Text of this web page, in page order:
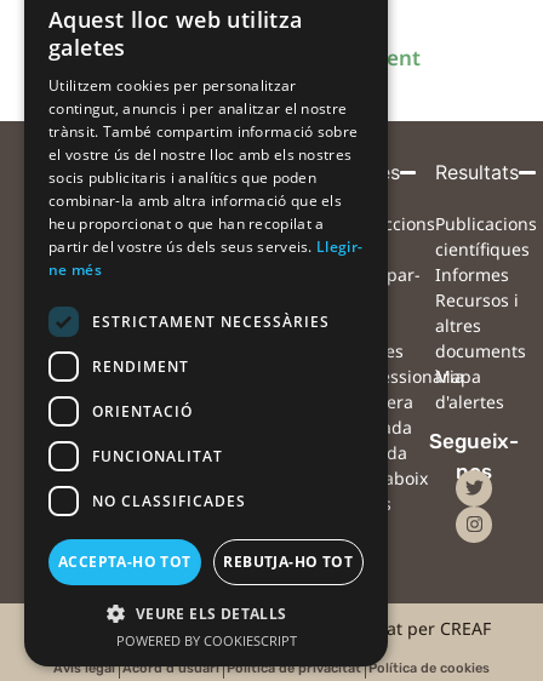
Anterior Següent
Entitat
coordinadora
Amb
el
suport
de
Amb
la
col·laboració
de
Participa
Què volem
aconseguir?
ajudar?
amb les
observacions?
fer tu amb les
observacions?
Projecte
Projecte
Equip
Preguntes
premsa
Alertes
Instruccions
per
participar-
d'alertes
#Processionària
#Sequera
#Ventada
#Nevada
#Erugaboix
Alertes
drons
Resultats
Publicacions
científiques
Informes
Recursos i
altres
documents
Mapa
d'alertes
Segueix-
nos
©2025 #AlertaForestal | Projecte coordinat per CREAF
Avís legal Acord d'usuari Política de privacitat Política de cookies
SPANISH
Aquest lloc web utilitza
galetes
Utilitzem cookies per personalitzar
contingut, anuncis i per analitzar el nostre
trànsit. També compartim informació sobre
el vostre ús del nostre lloc amb els nostres
socis publicitaris i analítics que poden
combinar-la amb altra informació que els
heu proporcionat o que han recopilat a
partir del vostre ús dels seus serveis. Llegir-
ne més
ESTRICTAMENT NECESSÀRIES
RENDIMENT
ORIENTACIÓ
FUNCIONALITAT
NO CLASSIFICADES
ACCEPTA-HO TOT REBUTJA-HO TOT
VEURE ELS DETALLS
POWERED BY COOKIESCRIPT